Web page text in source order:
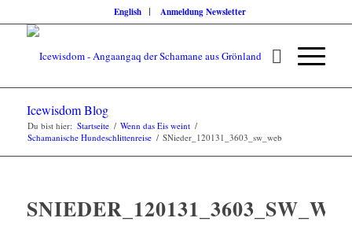
English Anmeldung Newsletter
Icewisdom Blog
Du bist hier: Startseite / Wenn das Eis weint /
Schamanische Hundeschlittenreise / SNieder_120131_3603_sw_web